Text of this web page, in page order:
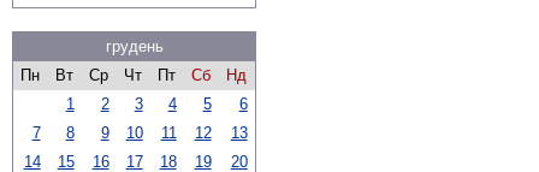
грудень
Пн
Вт Ср Чт Пт Сб
Нд
1
2 3 4 5
6
7
8 9 10 11 12
13
14
15 16 17 18 19
20